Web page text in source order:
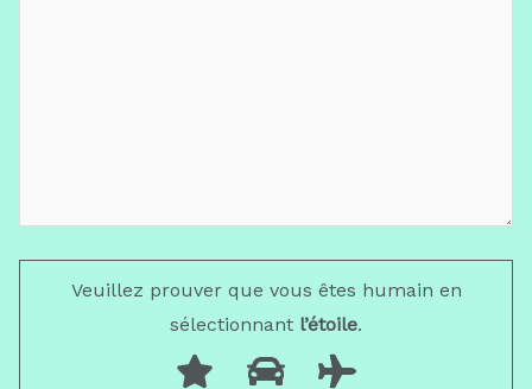
Veuillez prouver que vous êtes humain en
sélectionnant l’étoile.